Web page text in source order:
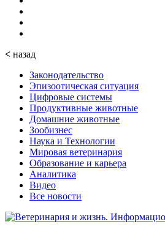
< назад
Законодательство
Эпизоотическая ситуация
Цифровые системы
Продуктивные животные
Домашние животные
Зообизнес
Наука и Технологии
Мировая ветеринария
Образование и карьера
Аналитика
Видео
Все новости